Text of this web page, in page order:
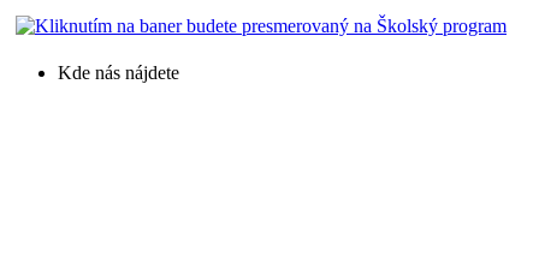
Kde nás nájdete